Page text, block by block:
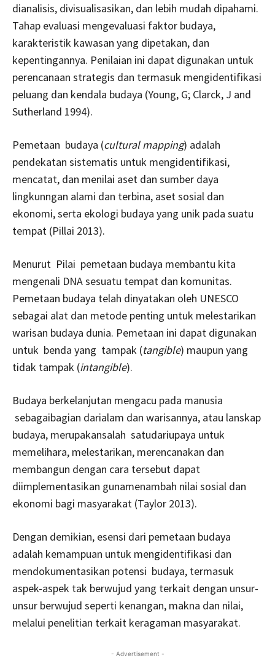
dianalisis, divisualisasikan, dan lebih mudah dipahami.
Tahap evaluasi mengevaluasi faktor budaya,
karakteristik kawasan yang dipetakan, dan
kepentingannya. Penilaian ini dapat digunakan untuk
perencanaan strategis dan termasuk mengidentifikasi
peluang dan kendala budaya (Young, G; Clarck, J and
Sutherland 1994).
Pemetaan budaya (cultural mapping) adalah
pendekatan sistematis untuk mengidentifikasi,
mencatat, dan menilai aset dan sumber daya
lingkunngan alami dan terbina, aset sosial dan
ekonomi, serta ekologi budaya yang unik pada suatu
tempat (Pillai 2013).
Menurut Pilai pemetaan budaya membantu kita
mengenali DNA sesuatu tempat dan komunitas.
Pemetaan budaya telah dinyatakan oleh UNESCO
sebagai alat dan metode penting untuk melestarikan
warisan budaya dunia. Pemetaan ini dapat digunakan
untuk benda yang tampak (tangible) maupun yang
tidak tampak (intangible).
Budaya berkelanjutan mengacu pada manusia
sebagaibagian darialam dan warisannya, atau lanskap
budaya, merupakansalah satudariupaya untuk
memelihara, melestarikan, merencanakan dan
membangun dengan cara tersebut dapat
diimplementasikan gunamenambah nilai sosial dan
ekonomi bagi masyarakat (Taylor 2013).
Dengan demikian, esensi dari pemetaan budaya
adalah kemampuan untuk mengidentifikasi dan
mendokumentasikan potensi budaya, termasuk
aspek-aspek tak berwujud yang terkait dengan unsur-
unsur berwujud seperti kenangan, makna dan nilai,
melalui penelitian terkait keragaman masyarakat.
- Advertisement -